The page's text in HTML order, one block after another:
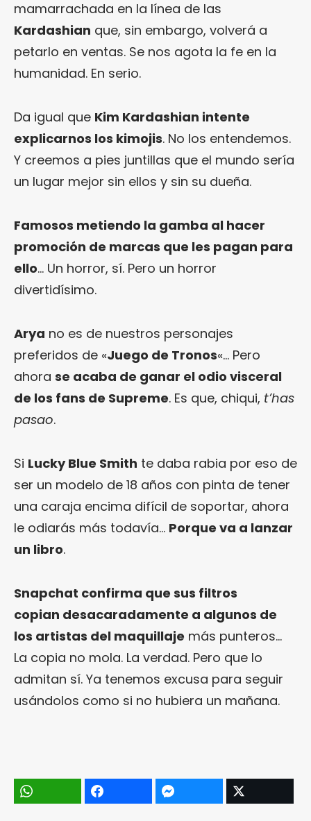
mamarrachada en la línea de las
Kardashian que, sin embargo, volverá a
petarlo en ventas. Se nos agota la fe en la
humanidad. En serio.
Da igual que Kim Kardashian intente
explicarnos los kimojis. No los entendemos.
Y creemos a pies juntillas que el mundo sería
un lugar mejor sin ellos y sin su dueña.
Famosos metiendo la gamba al hacer
promoción de marcas que les pagan para
ello… Un horror, sí. Pero un horror
divertidísimo.
Arya no es de nuestros personajes
preferidos de «Juego de Tronos«… Pero
ahora se acaba de ganar el odio visceral
de los fans de Supreme. Es que, chiqui, t’has
pasao.
Si Lucky Blue Smith te daba rabia por eso de
ser un modelo de 18 años con pinta de tener
una caraja encima difícil de soportar, ahora
le odiarás más todavía… Porque va a lanzar
un libro.
Snapchat confirma que sus filtros
copian desacaradamente a algunos de
los artistas del maquillaje más punteros…
La copia no mola. La verdad. Pero que lo
admitan sí. Ya tenemos excusa para seguir
usándolos como si no hubiera un mañana.